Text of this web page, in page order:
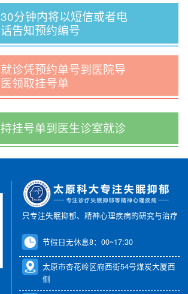
30分钟内将以短信或者电
话告知预约编号
就诊凭预约单号到医院导
医领取挂号单
持挂号单到医生诊室就诊
只专注失眠抑郁、精神心理疾病的研究与治疗
节假日无休息8：00~17:30
太原市杏花岭区府西街54号煤炭大厦西
侧